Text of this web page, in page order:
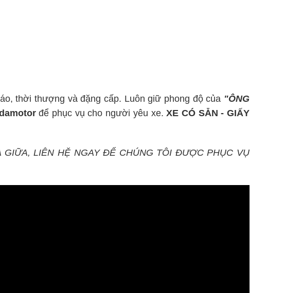
thời thượng và đặng cấp. Luôn giữ phong độ của "ÔNG
để phục vụ cho người yêu xe.XE CÓ SẴN - GIẤY
GIỮA, LIÊN HỆ NGAY ĐỂ CHÚNG TÔI ĐƯỢC PHỤC VỤ